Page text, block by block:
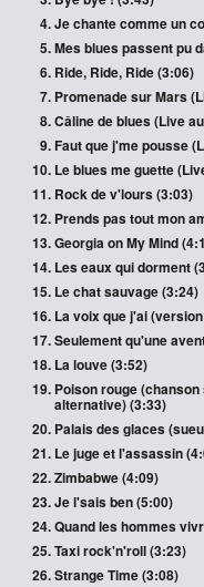
Je chante comme un
Mes blues passent pu
Ride, Ride, Ride (3:06)
Promenade sur Mars
Câline de blues(Live
Faut que j'me pousse
Le blues me guette
Rock de v'lours (3:03)
Prends pas tout mon
Georgia on My Mind
Les eaux qui dorment
Le chat sauvage (3:24)
La voix que j'ai
Seulement qu'une
La louve (3:52)
Poison rouge
alternative) (3:33)
Palais des glaces
Le juge et l'assassin
Zimbabwe (4:09)
Je l'sais ben (5:00)
Quand les hommes
Taxi rock'n'roll (3:23)
Strange Time (3:08)